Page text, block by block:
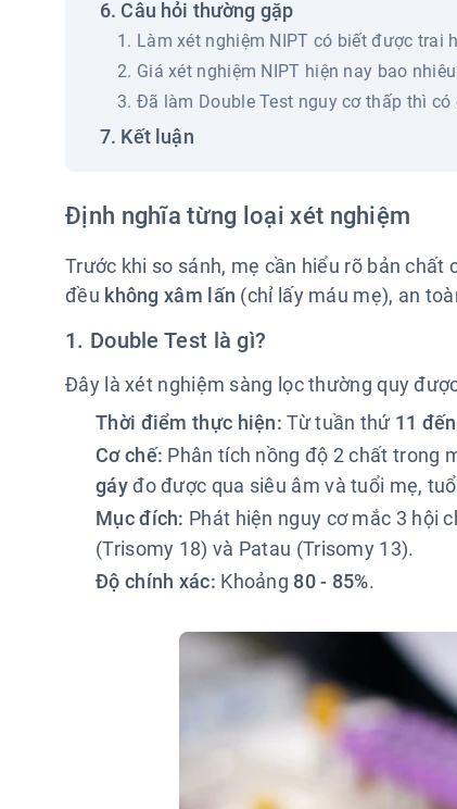
Câu hỏi thường gặp
1. Làm xét nghiệm NIPT có biết được trai
2. Giá xét nghiệm NIPT hiện nay bao
3. Đã làm Double Test nguy cơ thấp thì có
Kết luận
Định nghĩa từng loại xét nghiệm
Trước khi so sánh, mẹ cần hiểu rõ bản
đều không xâm lấn (chỉ lấy máu mẹ), an
1. Double Test là gì?
Đây là xét nghiệm sàng lọc thường quy
Thời điểm thực hiện: Từ tuần thứ 11
Cơ chế: Phân tích nồng độ 2 chất trong
gáyđo được qua siêu âm và tuổi mẹ,
Mục đích: Phát hiện nguy cơ mắc 3 hội
(Trisomy 18) và Patau (Trisomy 13).
Độ chính xác: Khoảng 80 - 85%.